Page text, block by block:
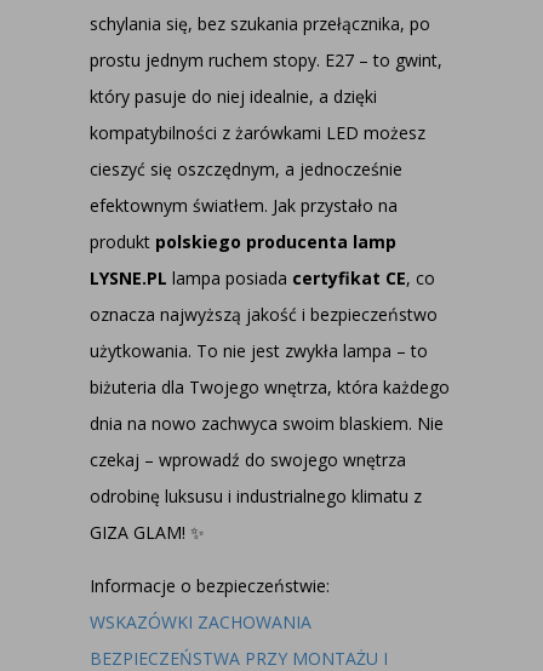
schylania się, bez szukania przełącznika, po
prostu jednym ruchem stopy. E27 – to gwint,
który pasuje do niej idealnie, a dzięki
kompatybilności z żarówkami LED możesz
cieszyć się oszczędnym, a jednocześnie
efektownym światłem. Jak przystało na
produkt polskiego producenta lamp
LYSNE.PL lampa posiada certyfikat CE, co
oznacza najwyższą jakość i bezpieczeństwo
użytkowania. To nie jest zwykła lampa – to
biżuteria dla Twojego wnętrza, która każdego
dnia na nowo zachwyca swoim blaskiem. Nie
czekaj – wprowadź do swojego wnętrza
odrobinę luksusu i industrialnego klimatu z
GIZA GLAM! ✨
Informacje o bezpieczeństwie:
WSKAZÓWKI ZACHOWANIA
BEZPIECZEŃSTWA PRZY MONTAŻU I